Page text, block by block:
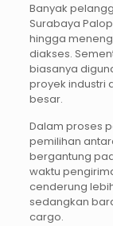
Banyak
Surabaya
hingga
diakses.
biasanya
proyek industri
besar.
Dalam proses
pemilihan
bergantung
waktu
cenderung
sedangkan
cargo.